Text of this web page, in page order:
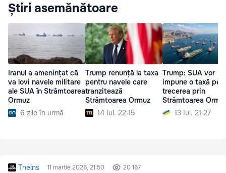
Știri asemănătoare
Iranul a amenințat că
va lovi navele militare
ale SUA în Strâmtoarea
Ormuz
6 zile în urmă
Trump renunță la taxa
pentru navele care
tranzitează
Strâmtoarea Ormuz
14 Iul. 22:15
Trump: SUA vor
impune o taxă
trecerea prin
Strâmtoarea
13 Iul. 21:27
Theins 11 martie 2026, 21:50 20 167